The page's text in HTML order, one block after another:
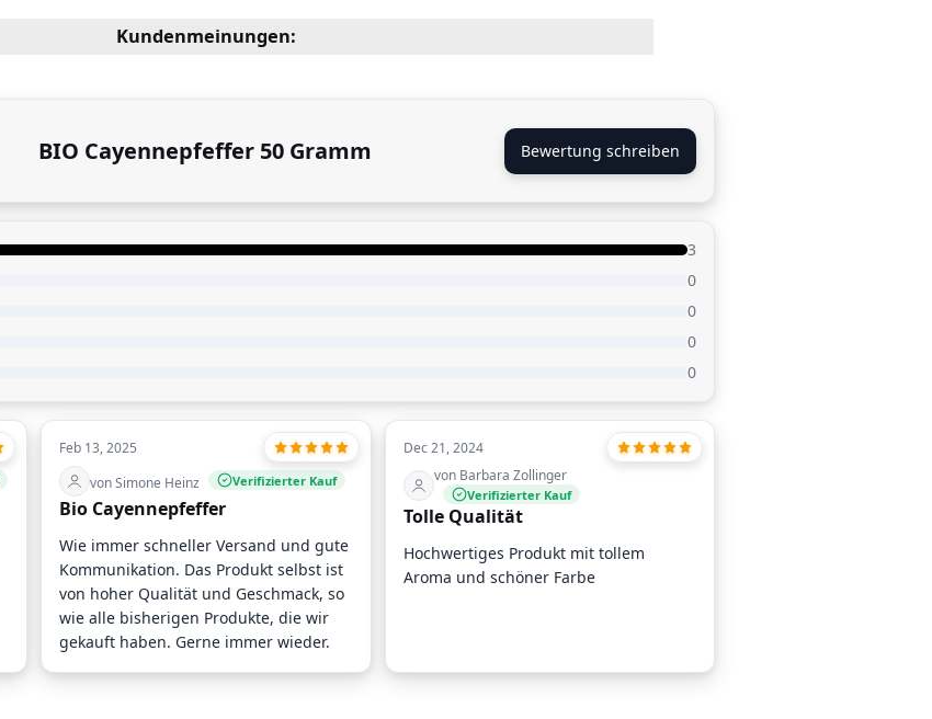
Kundenmeinungen:
BIO Cayennepfeffer 50 Gramm Bewertung schreiben
3
0
0
0
0
Feb 13, 2025
von Simone Heinz
Verifizierter Kauf
Bio Cayennepfeffer
Wie immer schneller Versand und gute
Kommunikation. Das Produkt selbst ist
von hoher Qualität und Geschmack, so
wie alle bisherigen Produkte, die wir
gekauft haben. Gerne immer wieder.
Dec 21, 2024
von Barbara Zollinger
Verifizierter Kauf
Tolle Qualität
Hochwertiges Produkt mit tollem
Aroma und schöner Farbe